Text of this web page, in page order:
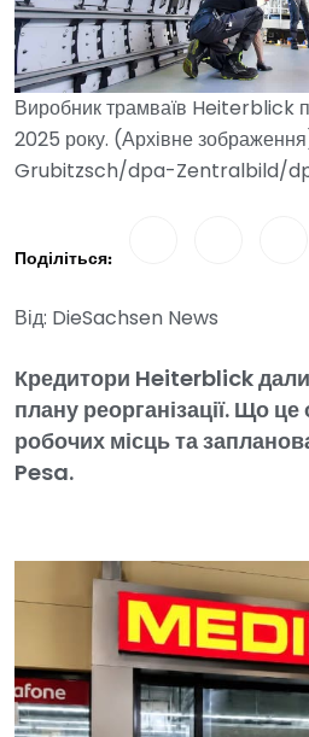
Виробник трамваїв Heiterblick
2025 року. (Архівне
Grubitzsch/dpa-Zentralbild/
Поділіться:
Від: DieSachsen News
Кредитори Heiterblick дали
плану реорганізації. Що
робочих місць та
Pesa.